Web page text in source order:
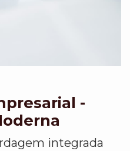
-
integrada